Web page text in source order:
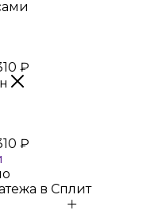
₽
₽
в Сплит